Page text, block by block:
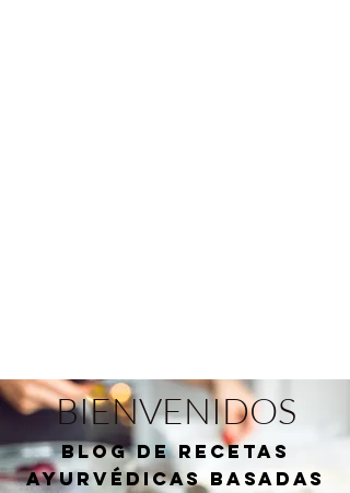
BIENVENIDOS
blog de RECETAS
AYURVÉDICAS basadas